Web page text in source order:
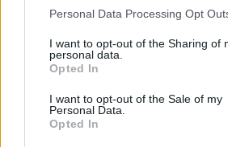
Please note that this website/app uses
not limited to your visit or usage
grant or deny consent to Google and
use your data for below specified
consent section.
Personal Data Processing Opt
I want to opt-out of the Sharing of
personal data.
Opted In
I want to opt-out of the Sale of my
Personal Data.
Opted In
Puoi effettuare l'accesso
sezioneLogindal menù del
cliccandoqui
TEMI: Arresto Olbia